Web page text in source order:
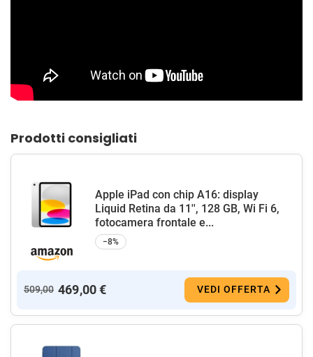
Prodotti consigliati
Apple iPad con chip A16: display
Liquid Retina da 11'', 128 GB, Wi Fi 6,
fotocamera frontale e...
−8%
509,00 469,00 € VEDI OFFERTA